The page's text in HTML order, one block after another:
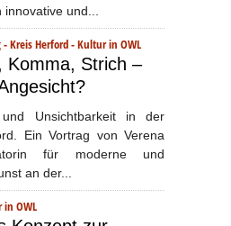
und...
-Kreis Herford-Kultur in OWL
Komma, Strich –
Unsichtbarkeit in der
Ein Vortrag von Verena
für moderne und
an der...
OWL